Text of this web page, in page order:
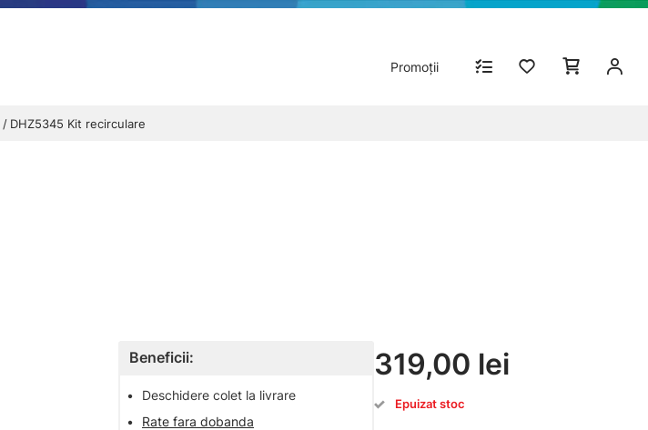
Promoții
DHZ5345 Kit recirculare
Beneficii:
•
Deschidere colet la livrare
•
Rate fara dobanda
319,00 lei
Epuizat stoc